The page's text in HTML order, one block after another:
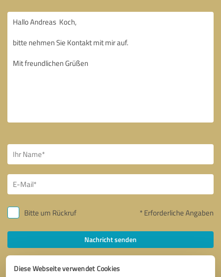
Diese Webseite verwendet Cookies
Bitte um Rückruf * Erforderliche Angaben
Nachricht senden
Ich stimme den Datenschutzbestimmungen